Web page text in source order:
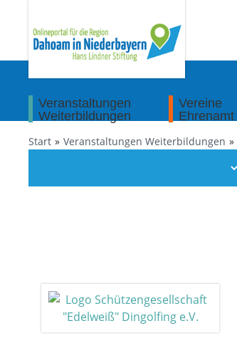
Veranstaltungen
Weiterbildungen
Vereine
Ehrenamt
Start Veranstaltungen Weiterbildungen